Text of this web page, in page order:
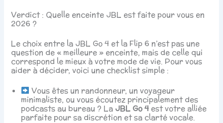
Verdict : Quelle enceinte JBL est faite pour vous en
2026 ?
Le choix entre la JBL Go 4 et la Flip 6 n’est pas une
question de « meilleure » enceinte, mais de celle qui
correspond le mieux à votre mode de vie. Pour vous
aider à décider, voici une checklist simple :
Vous êtes un randonneur, un voyageur
minimaliste, ou vous écoutez principalement des
podcasts au bureau ? La JBL Go 4 est votre alliée
parfaite pour sa discrétion et sa clarté vocale.